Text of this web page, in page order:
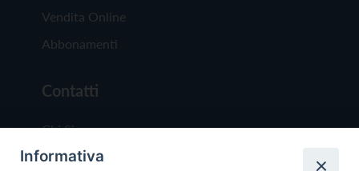
Vendita Online
Abbonamenti
Contatti
Chi Siamo
Redazione
Informativa